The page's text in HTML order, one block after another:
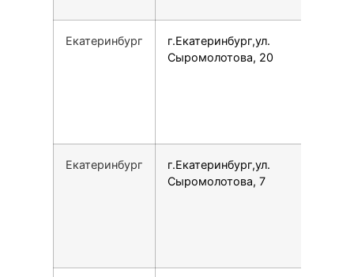
Екатеринбург
г.Екатеринбург,ул.
Сыромолотова, 20
Екатеринбург
г.Екатеринбург,ул.
Сыромолотова, 7